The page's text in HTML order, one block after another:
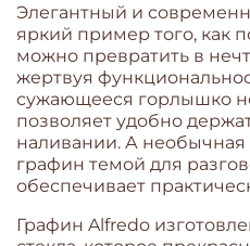
Элегантный и
яркий пример того, как
можно превратить в
жертвуя
сужающееся горлышко
позволяет удобно
наливании. А необычная
графин темой для
обеспечивает
Графин Alfredo